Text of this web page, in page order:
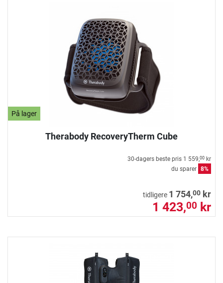
På lager
Therabody RecoveryTherm Cube
30-dagers beste pris 1 559,00 kr
du sparer 8%
tidligere 1 754,00 kr
1 423,00 kr